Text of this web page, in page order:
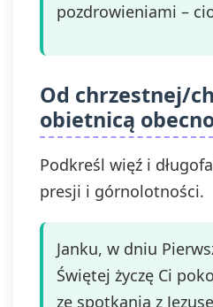
pozdrowieniami –
Od chrzestnej/
obietnicą
Podkreśl więź i
presji i górnolotności.
Janku, w dniu
Świętej życzę Ci
ze spotkania z